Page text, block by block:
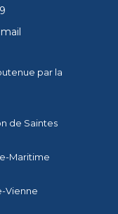
par la
de Saintes
Maritime
Vienne